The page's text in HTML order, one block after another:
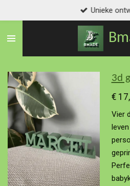
naar
Unieke
3d
€
Vier